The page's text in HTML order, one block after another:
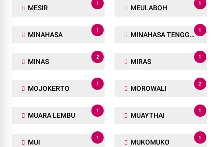
MESIR
1
MEULABOH
1
MINAHASA
1
MINAHASA TENGGARA
1
MINAS
2
MIRAS
1
MOJOKERTO
1
MOROWALI
2
MUARA LEMBU
1
MUAYTHAI
1
MUI
1
MUKOMUKO
1